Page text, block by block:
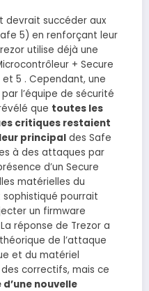
devrait succéder aux
5) en renforçant leur
utilise déjà une
+ Secure
et 5 . Cependant, une
l’équipe de sécurité
que toutes les
critiques restaient
principal des Safe
à des attaques par
d’un Secure
matérielles du
pourrait
un firmware
réponse de Trezor a
de l’attaque
et du matériel
correctifs, mais ce
nouvelle